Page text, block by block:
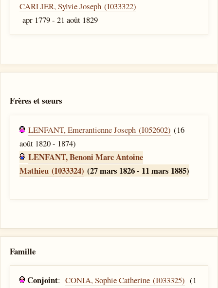
CARLIER, Sylvie Joseph (I033322)
apr 1779 - 21 août 1829
Frères et sœurs
LENFANT, Emerantienne Joseph (I052602) (16
août 1820 - 1874)
LENFANT, Benoni Marc Antoine
Mathieu (I033324) (27 mars 1826 - 11 mars 1885)
Famille
Conjoint:CONIA, Sophie Catherine (I033325) (1